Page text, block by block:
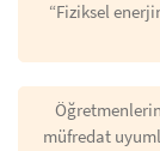
“Fiziksel
müfredat